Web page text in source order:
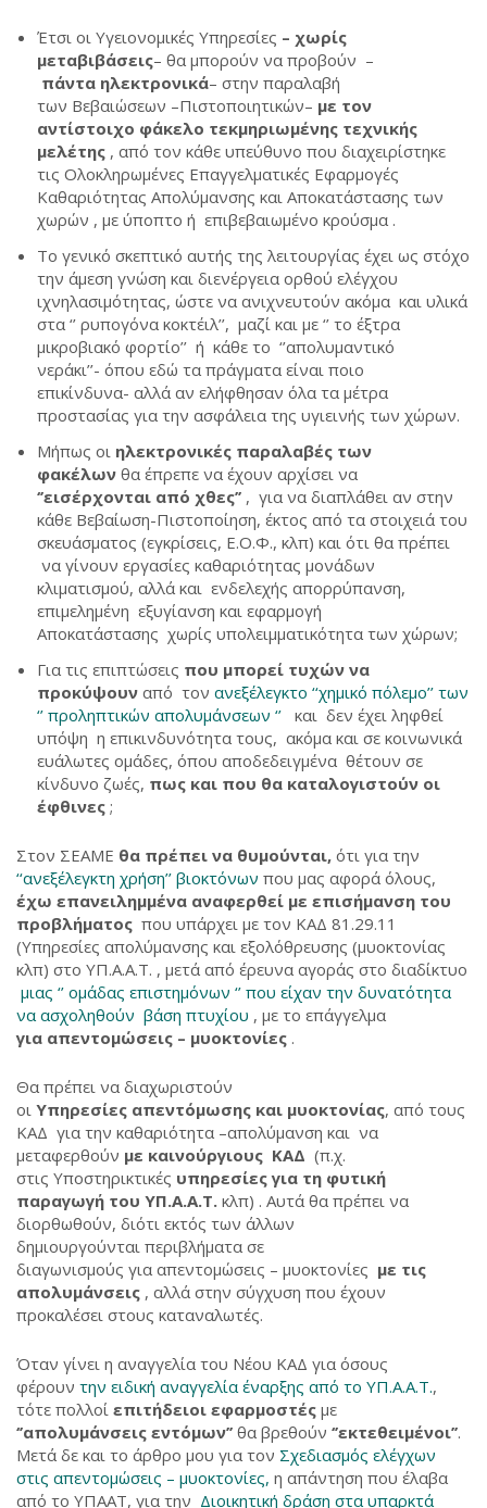
Έτσι οι Υγειονομικές Υπηρεσίες – χωρίς
μεταβιβάσεις– θα μπορούν να προβούν –
πάντα ηλεκτρονικά– στην παραλαβή
των Βεβαιώσεων –Πιστοποιητικών– με τον
αντίστοιχο φάκελο τεκμηριωμένης τεχνικής
μελέτης , από τον κάθε υπεύθυνο που διαχειρίστηκε
τις Ολοκληρωμένες Επαγγελματικές Εφαρμογές
Καθαριότητας Απολύμανσης και Αποκατάστασης των
χωρών , με ύποπτο ή επιβεβαιωμένο κρούσμα .
Το γενικό σκεπτικό αυτής της λειτουργίας έχει ως στόχο
την άμεση γνώση και διενέργεια ορθού ελέγχου
ιχνηλασιμότητας, ώστε να ανιχνευτούν ακόμα και υλικά
στα ‘’ ρυπογόνα κοκτέιλ’’, μαζί και με ‘’ το έξτρα
μικροβιακό φορτίο’’ ή κάθε το ‘’απολυμαντικό
νεράκι’’- όπου εδώ τα πράγματα είναι ποιο
επικίνδυνα- αλλά αν ελήφθησαν όλα τα μέτρα
προστασίας για την ασφάλεια της υγιεινής των χώρων.
Μήπως οι ηλεκτρονικές παραλαβές των
φακέλων θα έπρεπε να έχουν αρχίσει να
‘’εισέρχονται από χθες’’ , για να διαπλάθει αν στην
κάθε Βεβαίωση-Πιστοποίηση, έκτος από τα στοιχειά του
σκευάσματος (εγκρίσεις, Ε.Ο.Φ., κλπ) και ότι θα πρέπει
να γίνουν εργασίες καθαριότητας μονάδων
κλιματισμού, αλλά και ενδελεχής απορρύπανση,
επιμελημένη εξυγίανση και εφαρμογή
Αποκατάστασης χωρίς υπολειμματικότητα των χώρων;
Για τις επιπτώσεις που μπορεί τυχών να
προκύψουν από τον ανεξέλεγκτο ‘‘χημικό πόλεμο’’ των
‘’ προληπτικών απολυμάνσεων ‘’ και δεν έχει ληφθεί
υπόψη η επικινδυνότητα τους, ακόμα και σε κοινωνικά
ευάλωτες ομάδες, όπου αποδεδειγμένα θέτουν σε
κίνδυνο ζωές, πως και που θα καταλογιστούν οι
έφθινες ;
Στον ΣΕΑΜΕ θα πρέπει να θυμούνται, ότι για την
‘‘ανεξέλεγκτη χρήση’’ βιοκτόνων που μας αφορά όλους,
έχω επανειλημμένα αναφερθεί με επισήμανση του
προβλήματος που υπάρχει με τον ΚΑΔ 81.29.11
(Υπηρεσίες απολύμανσης και εξολόθρευσης (μυοκτονίας
κλπ) στο ΥΠ.Α.Α.Τ. , μετά από έρευνα αγοράς στο διαδίκτυο
μιας ‘’ ομάδας επιστημόνων ‘’ που είχαν την δυνατότητα
να ασχοληθούν βάση πτυχίου , με το επάγγελμα
για απεντομώσεις – μυοκτονίες .
Θα πρέπει να διαχωριστούν
οι Υπηρεσίες απεντόμωσης και μυοκτονίας, από τους
ΚΑΔ για την καθαριότητα –απολύμανση και να
μεταφερθούν με καινούργιους ΚΑΔ (π.χ.
στις Υποστηρικτικές υπηρεσίες για τη φυτική
παραγωγή του ΥΠ.Α.Α.Τ. κλπ) . Αυτά θα πρέπει να
διορθωθούν, διότι εκτός των άλλων
δημιουργούνται περιβλήματα σε
διαγωνισμούς για απεντομώσεις – μυοκτονίες με τις
απολυμάνσεις , αλλά στην σύγχυση που έχουν
προκαλέσει στους καταναλωτές.
Όταν γίνει η αναγγελία του Νέου ΚΑΔ για όσους
φέρουν την ειδική αναγγελία έναρξης από το ΥΠ.Α.Α.Τ.,
τότε πολλοί επιτήδειοι εφαρμοστές με
‘’απολυμάνσεις εντόμων’’ θα βρεθούν ‘’εκτεθειμένοι’’.
Μετά δε και το άρθρο μου για τον Σχεδιασμός ελέγχων
στις απεντομώσεις – μυοκτονίες, η απάντηση που έλαβα
από το ΥΠΑΑΤ, για την Διοικητική δράση στα υπαρκτά